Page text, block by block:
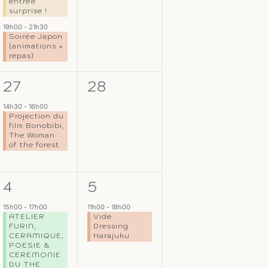
surprise !
19h00 - 21h30
Soirée Japon
(animations +
repas)
1
évènement,
27
14h30 - 16h00
Projection du
film Bonobibi,
The Woman
of the forest
0
28
1
évènement,
4
15h00 - 17h00
ATELIER
FURIN,
CERAMIQUE,
POESIE &
CEREMONIE
DU THE
1
évènement,
5
11h00-18h00
Vide
Dressing
Harajuku